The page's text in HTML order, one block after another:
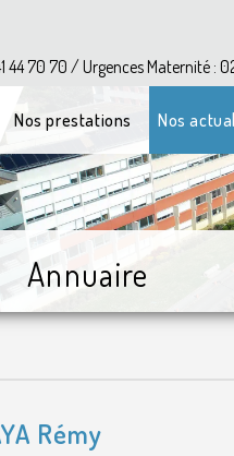
70 70 / Urgences Maternité :
Nos prestations Nos
Annuaire
Rémy